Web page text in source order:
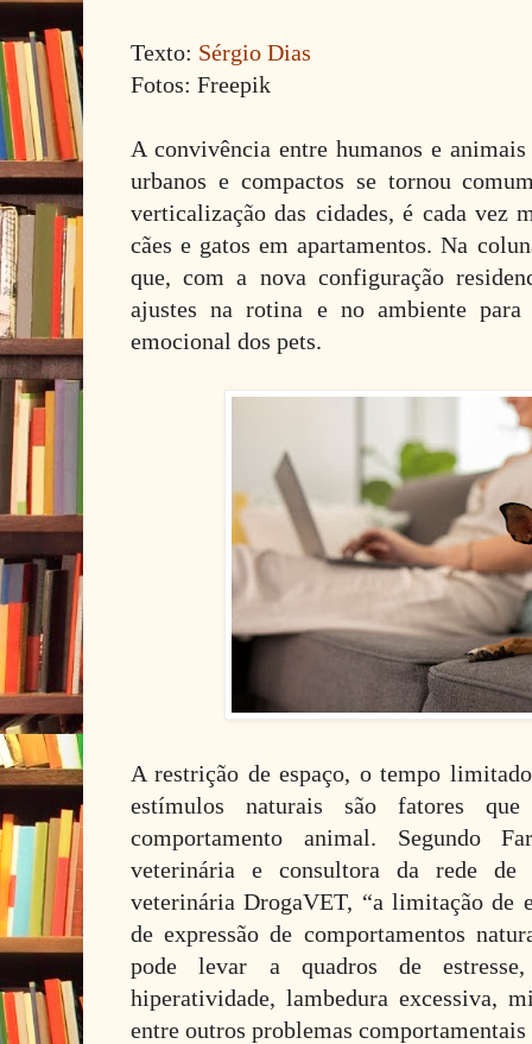
Texto: Sérgio Dias
Fotos: Freepik
A convivência entre humanos e
urbanos e compactos se tornou
verticalização das cidades, é cada vez
cães e gatos em apartamentos. Na
que, com a nova configuração
ajustes na rotina e no ambiente
emocional dos pets.
A restrição de espaço, o tempo
estímulos naturais são fatores
comportamento animal. Segundo
veterinária e consultora da rede de
veterinária DrogaVET, “a limitação de
de expressão de comportamentos
pode levar a quadros de estresse,
hiperatividade, lambedura excessiva,
entre outros problemas comportamentais